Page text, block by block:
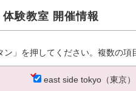
験教室 開催情報
」を押してください。複数の項
east side tokyo（東京）